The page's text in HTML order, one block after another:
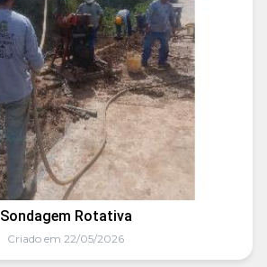
Sondagem Rotativa
Criado em 22/05/2026